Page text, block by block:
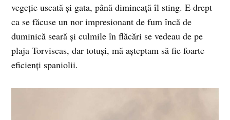
vegeție uscată și gata, până dimineață îl sting. E drept
ca se făcuse un nor impresionant de fum încă de
duminică seară și culmile în flăcări se vedeau de pe
plaja Torviscas, dar totuși, mă așteptam să fie foarte
eficienți spaniolii.